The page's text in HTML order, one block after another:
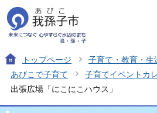
トップページ
子育て・教育・生
あびこで子育て
子育てイベントカ
出張広場「にこにこハウス」